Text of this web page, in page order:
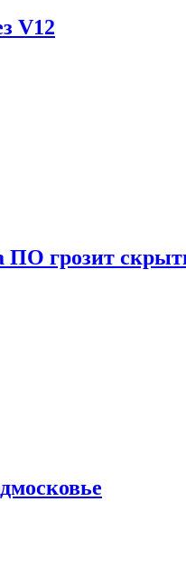
V12
грозит